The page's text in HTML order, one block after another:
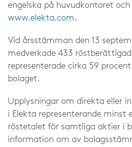
engelska på huvudkontoret
www.elekta.com.
Vid årsstämman den 13
medverkade 433
representerade cirka 59
bolaget.
Upplysningar om direkta eller
i Elekta representerande minst
röstetalet för samtliga aktier i
information om av